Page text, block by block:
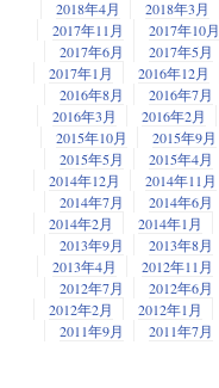
2018年4月
2018年3月
2017年11月
2017年10月
2017年6月
2017年5月
2017年1月
2016年12月
2016年8月
2016年7月
2016年3月
2016年2月
2015年10月
2015年9月
2015年5月
2015年4月
2014年12月
2014年11月
2014年7月
2014年6月
2014年2月
2014年1月
2013年9月
2013年8月
2013年4月
2012年11月
2012年7月
2012年6月
2012年2月
2012年1月
2011年9月
2011年7月